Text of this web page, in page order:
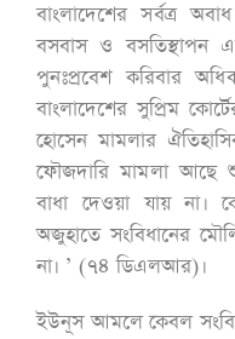
বাংলাদেশের সর্বত্র
বসবাস ও বসতিস্থাপন
পুনঃপ্রবেশ করিবার
বাংলাদেশের সুপ্রিম
হোসেন মামলার
ফৌজদারি মামলা আছে
বাধা দেওয়া যায়
অজুহাতে সংবিধানের
না। ’ (৭৪ ডিএলআর)।
ইউনূস আমলে কেবল